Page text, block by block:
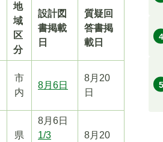
地
域
区
分
設計図
書掲載
日
質疑回
答書掲
載日
市
内
8月6日
8月20
日
県
8月6日
1/3
8月20